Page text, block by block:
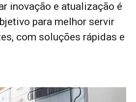
inovação e atualização é
para melhor servir
com soluções rápidas e